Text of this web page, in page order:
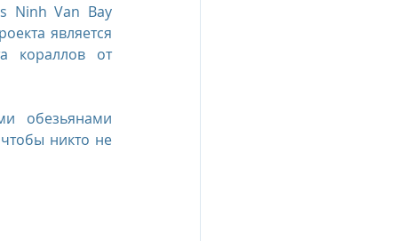
Ninh Van Bay
является
кораллов от
обезьянами
никто не